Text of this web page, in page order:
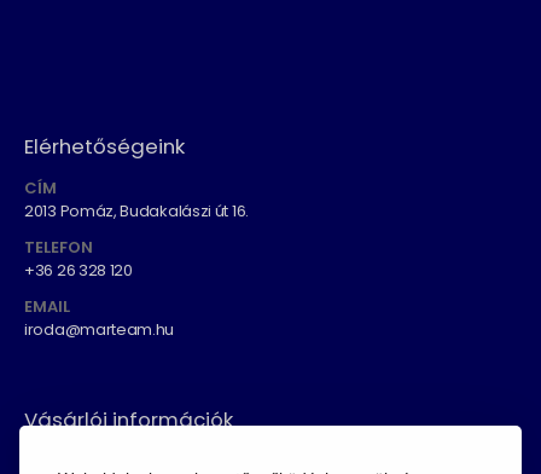
Elérhetőségeink
CÍM
2013 Pomáz, Budakalászi út 16.
TELEFON
+36 26 328 120
EMAIL
iroda@marteam.hu
Vásárlói információk